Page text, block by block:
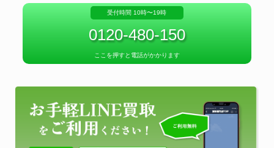
受付時間 10時〜19時
0120-480-150
ここを押すと電話がかかります